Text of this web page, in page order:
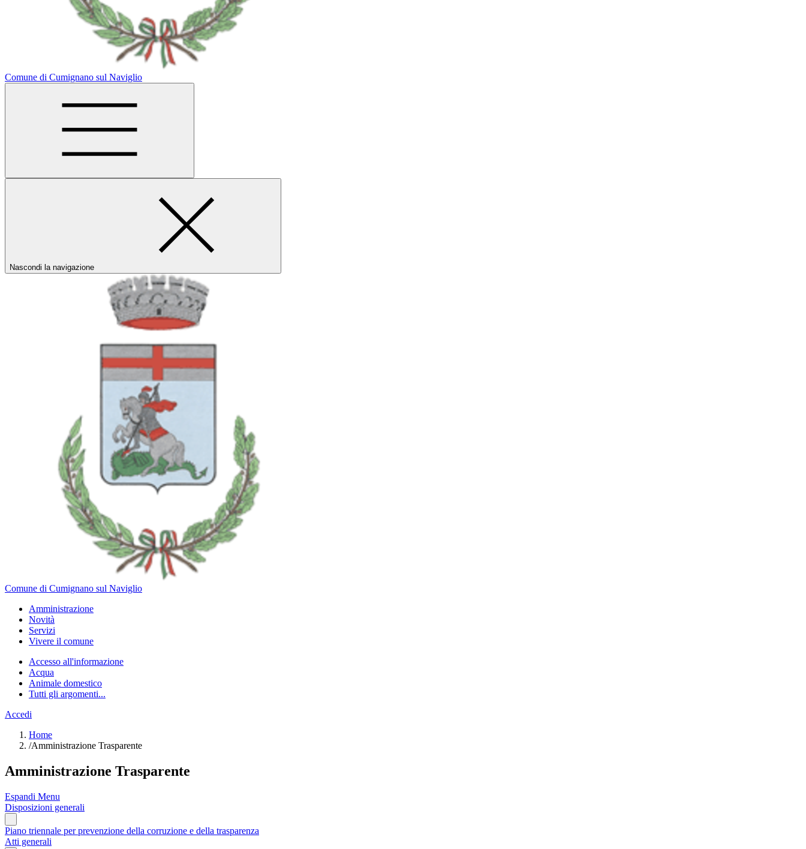
Comune di Cumignano sul Naviglio
Nascondi la navigazione
Comune di Cumignano sul Naviglio
Amministrazione
Novità
Servizi
Vivere il comune
Accesso all'informazione
Acqua
Animale domestico
Tutti gli argomenti...
Accedi
Home
/Amministrazione Trasparente
Amministrazione Trasparente
Espandi Menu
Disposizioni generali
Piano triennale per prevenzione della corruzione e della trasparenza
Atti generali